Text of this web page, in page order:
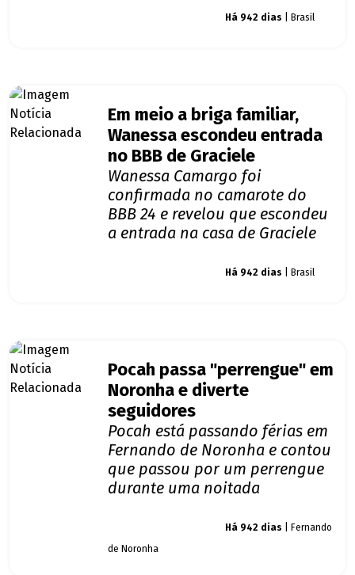
Há 942 dias | Brasil
Em meio a briga familiar,
Wanessa escondeu entrada
no BBB de Graciele
Wanessa Camargo foi
confirmada no camarote do
BBB 24 e revelou que escondeu
a entrada na casa de Graciele
Há 942 dias | Brasil
Pocah passa "perrengue" em
Noronha e diverte
seguidores
Pocah está passando férias em
Fernando de Noronha e contou
que passou por um perrengue
durante uma noitada
Há 942 dias | Fernando
de Noronha